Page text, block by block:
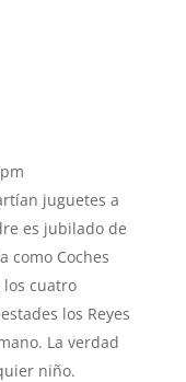
juguetes a
es jubilado de
como Coches
los cuatro
los Reyes
La verdad
niño.